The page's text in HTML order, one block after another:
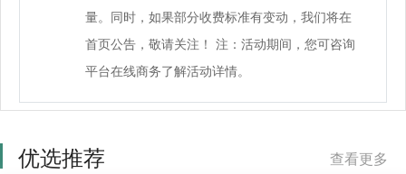
量。同时，如果部分收费标准有变动，我们将在
首页公告，敬请关注！ 注：活动期间，您可咨询
平台在线商务了解活动详情。
优选推荐 查看更多